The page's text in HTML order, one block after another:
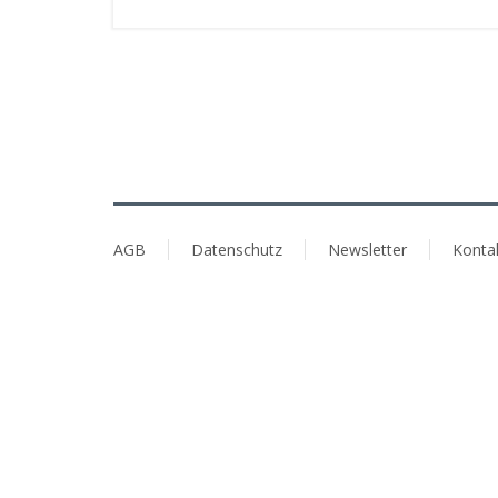
AGB Datenschutz Newsletter